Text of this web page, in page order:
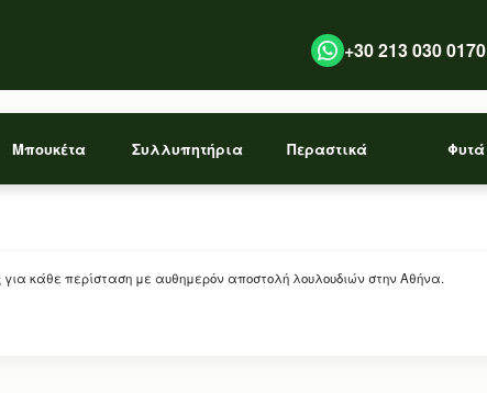
+30 213 030 0170
Μπουκέτα Συλλυπητήρια Περαστικά Φυτά
για κάθε περίσταση με αυθημερόν αποστολή λουλουδιών στην Αθήνα.